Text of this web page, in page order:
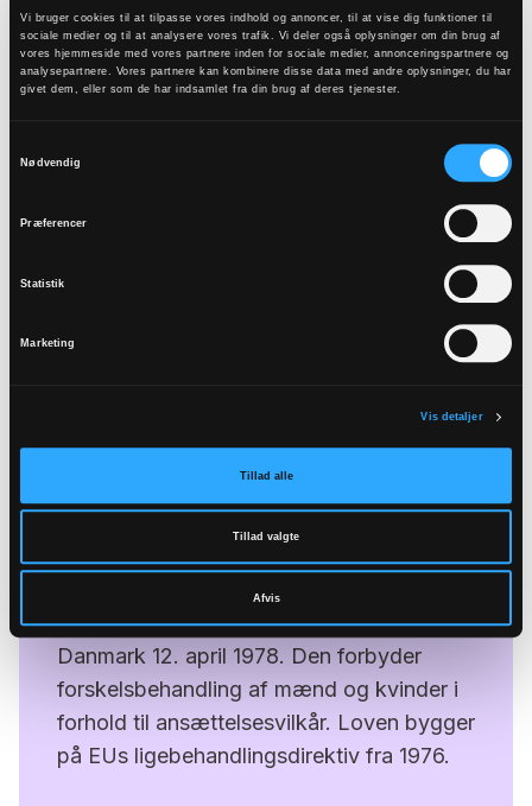
Vi bruger cookies til at tilpasse vores indhold og annoncer, til at vise dig funktioner til
sociale medier og til at analysere vores trafik. Vi deler også oplysninger om din brug af
vores hjemmeside med vores partnere inden for sociale medier, annonceringspartnere og
analysepartnere. Vores partnere kan kombinere disse data med andre oplysninger, du har
givet dem, eller som de har indsamlet fra din brug af deres tjenester.
Nødvendig
Præferencer
Statistik
Marketing
Vis detaljer
Tillad alle
Tillad valgte
Afvis
Biskopperne vil også opfordre Kirkeministeriet til
at ændre i regler, som gør det muligt for et
kirkelige handlinger. Det er uhensigtsmæssigt,
medlemmers ret til kirkelige handlinger i deres
sognekirke eller andre kirker, de har tilknytning til,
er finansieret over kirkeskatten.
Bispemødet behandlede også den planlagte
wistleblowerordning, som forventes at kunne
FAKTA
Ligebehandlingslovenblev indført i
Danmark 12. april 1978. Den forbyder
forskelsbehandling af mænd og kvinder i
forhold til ansættelsesvilkår. Loven bygger
på EUs ligebehandlingsdirektiv fra 1976.